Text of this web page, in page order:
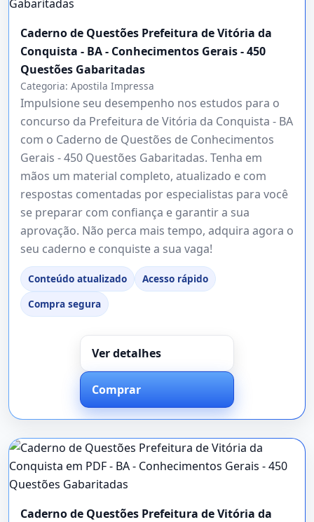
Caderno de Questões Prefeitura de Vitória da
Conquista - BA - Conhecimentos Gerais - 450
Questões Gabaritadas
Categoria: Apostila Impressa
Impulsione seu desempenho nos estudos para o
concurso da Prefeitura de Vitória da Conquista - BA
com o Caderno de Questões de Conhecimentos
Gerais - 450 Questões Gabaritadas. Tenha em
mãos um material completo, atualizado e com
respostas comentadas por especialistas para você
se preparar com confiança e garantir a sua
aprovação. Não perca mais tempo, adquira agora o
seu caderno e conquiste a sua vaga!
Conteúdo atualizado
Acesso rápido
Compra segura
Ver detalhes
Comprar
Caderno de Questões Prefeitura de Vitória da